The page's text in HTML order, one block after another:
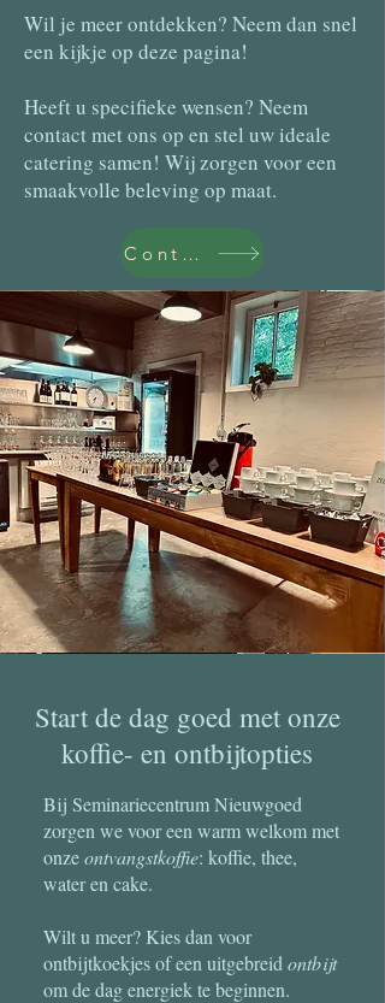
Wil je meer ontdekken? Neem dan snel
een kijkje op deze pagina!
Heeft u specifieke wensen? Neem
contact met ons op en stel uw ideale
catering samen! Wij zorgen voor een
smaakvolle beleving op maat.
Contact
Start de dag goed met onze
koffie- en ontbijtopties
Bij Seminariecentrum Nieuwgoed
zorgen we voor een warm welkom met
onzeontvangstkoffie: koffie, thee,
water en cake.
Wilt u meer? Kies dan voor
ontbijtkoekjes of een uitgebreid ontbijt
om de dag energiek te beginnen.